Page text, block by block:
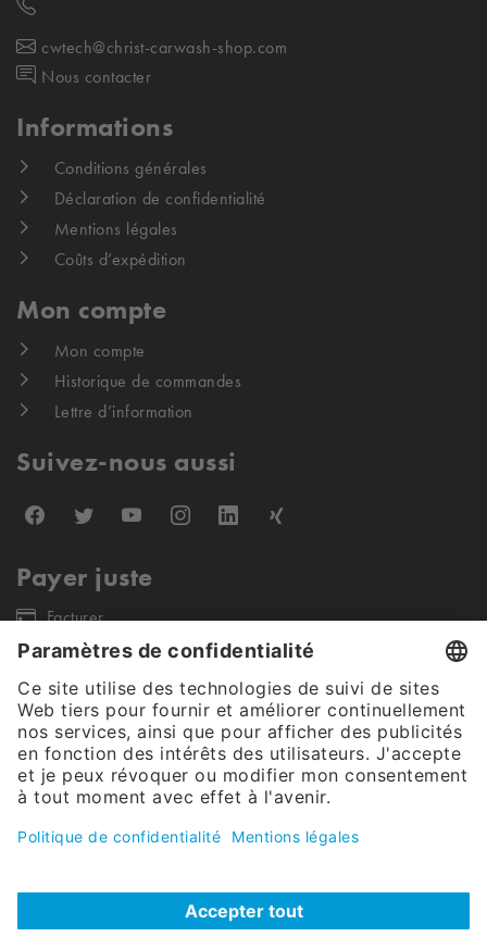
cwtech@christ-carwash-shop.com
Nous contacter
Informations
Conditions générales
Déclaration de confidentialité
Mentions légales
Coûts d’expédition
Mon compte
Mon compte
Historique de commandes
Lettre d’information
Suivez-nous aussi
Payer juste
Facturer
Nos partenaires d'expédition
Notre offre s'adresse exclusivement aux clients finaux commerciaux et
petites entreprises). Tous les prix sont nets, hors taxes.